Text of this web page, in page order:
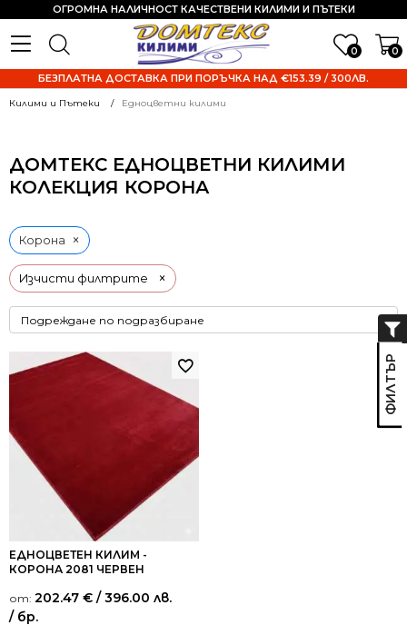
0 0
ОГРОМНА НАЛИЧНОСТ КАЧЕСТВЕНИ КИЛИМИ И ПЪТЕКИ
БЕЗПЛАТНА ДОСТАВКА ПРИ ПОРЪЧКА НАД €153.39 / 300ЛВ.
Килими и Пътеки Едноцветни килими
ДОМТЕКС ЕДНОЦВЕТНИ КИЛИМИ
КОЛЕКЦИЯ КОРОНА
Изчисти филтрите ×
Корона ×
ЕДНОЦВЕТЕН КИЛИМ -
КОРОНА 2081 ЧЕРВЕН
от: 202.47 € / 396.00 лв.
/ бр.